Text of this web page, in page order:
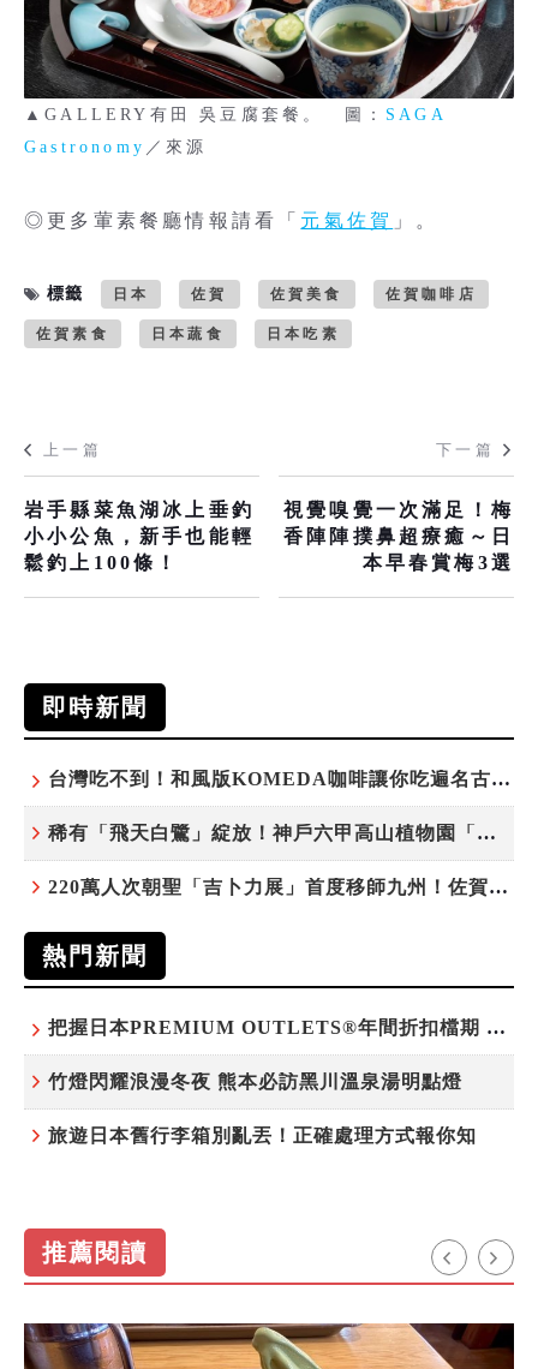
▲GALLERY有田 吳豆腐套餐。 圖： SAGA
Gastronomy ／來源
◎更多葷素餐廳情報請看「 元氣佐賀 」。
標籤 日本 佐賀 佐賀美食 佐賀咖啡店
佐賀素食 日本蔬食 日本吃素
上一篇
岩手縣菜魚湖冰上垂釣
小小公魚，新手也能輕
鬆釣上100條！
下一篇
視覺嗅覺一次滿足！梅
香陣陣撲鼻超療癒～日
本早春賞梅3選
即時新聞
台灣吃不到！和風版KOMEDA咖啡讓你吃遍名古屋在地美食
稀有「飛天白鷺」綻放！神戶六甲高山植物園「鷺草」珍貴現身
220萬人次朝聖「吉卜力展」首度移師九州！佐賀站早鳥平日套票8/10搶先開賣
熱門新聞
把握日本PREMIUM OUTLETS®年間折扣檔期 越買越划算
竹燈閃耀浪漫冬夜 熊本必訪黑川溫泉湯明點燈
旅遊日本舊行李箱別亂丟！正確處理方式報你知
推薦閱讀